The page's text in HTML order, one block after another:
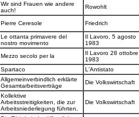
Wir sind Frauen wie andere
auch!
Rowohlt
Pierre Ceresole Friedrich
Le ottanta primavere del
nostro movimento
Il Lavoro, 5 agosto
1983
Mezzo secolo per la
Il Lavoro 28 ottobre
1983
Spartaco
L'Antistato
Allgemeinverbindlich erklärte
Gesamtarbeitsverträge
Die Volkswirtschaft
Kollektive
Arbeitsstreitigkeiten, die zur
Arbeitsniederlegung führten,
Die Volkswirtschaft